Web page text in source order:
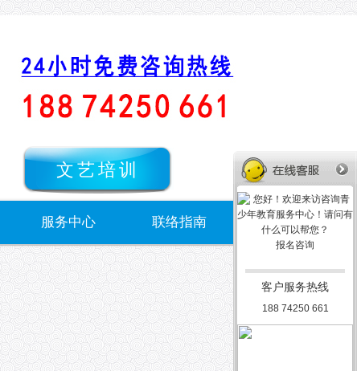
文艺培训
服务中心 联络指南
报名咨询
客户服务热线
188 74250 661